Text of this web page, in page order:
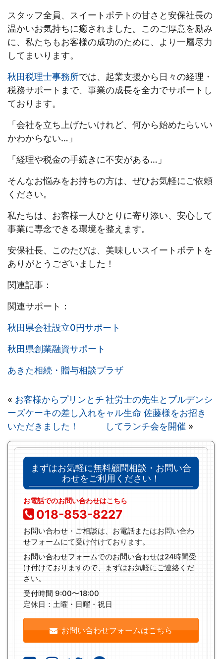
スタッフ全員、スイートポテトの甘さと安保社長の
温かいお気持ちに癒されました。このご厚意を励み
に、私たちもお客様の成功のために、より一層尽力
してまいります。
秋田税理士事務所では、起業支援から日々の経理・
税務サポートまで、事業の成長を全力でサポートし
ております。
「会社を立ち上げたいけれど、何から始めたらいい
かわからない…」
「経理や税金の手続きに不安がある…」
そんなお悩みをお持ちの方は、ぜひお気軽にご依頼
ください。
私たちは、お客様一人ひとりに寄り添い、安心して
事業に専念できる環境を整えます。
安保社長、このたびは、美味しいスイートポテトを
ありがとうございました！
関連記事：
関連サポート：
秋田県会社設立0円サポート
秋田県創業融資サポート
あきた相続・贈与相談プラザ
« お客様からプリンとチ
ーズケーキの差し入れを
いただきました！
社労士の先生とプルデンシ
ャル生命 佐藤様をお招き
してランチ会を開催 »
まずはお気軽に無料顧問相談・お問い合
わせをご利用ください！
お電話でのお問い合わせはこちら
018-853-8227
お問い合わせ・ご相談は、お電話またはお問い合わ
せフォームにて受け付けております。
お問い合わせフォームでのお問い合わせは24時間受
け付けておりますので、まずはお気軽にご連絡くだ
さい。
受付時間 9:00〜18:00
定休日：土曜・日曜・祝日
お問い合わせフォームはこちら